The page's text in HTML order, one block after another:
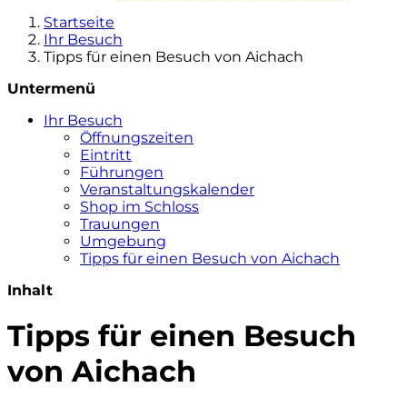
Startseite
Ihr Besuch
Tipps für einen Besuch von Aichach
Untermenü
Ihr Besuch
Öffnungszeiten
Eintritt
Führungen
Veranstaltungskalender
Shop im Schloss
Trauungen
Umgebung
Tipps für einen Besuch von Aichach
Inhalt
Tipps für einen Besuch
von Aichach